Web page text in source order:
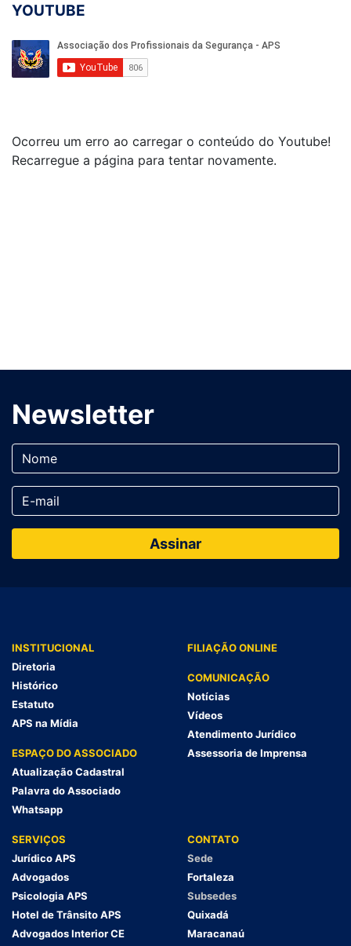
YOUTUBE
Ocorreu um erro ao carregar o conteúdo do Youtube!
Recarregue a página para tentar novamente.
Newsletter
INSTITUCIONAL
Diretoria
Histórico
Estatuto
APS na Mídia
ESPAÇO DO ASSOCIADO
Atualização Cadastral
Palavra do Associado
Whatsapp
FILIAÇÃO ONLINE
COMUNICAÇÃO
Notícias
Vídeos
Atendimento Jurídico
Assessoria de Imprensa
SERVIÇOS
Jurídico APS
Advogados
Psicologia APS
Hotel de Trânsito APS
Advogados Interior CE
CONTATO
Sede
Fortaleza
Subsedes
Quixadá
Maracanaú